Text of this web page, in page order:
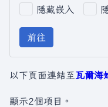
隱藏嵌入
前往
以下頁面連結至瓦爾海
顯示2個項目。